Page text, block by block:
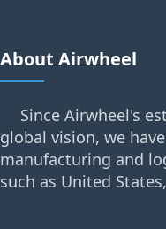
About Airwheel
Since Airwheel's
global vision, we
manufacturing and
such as United